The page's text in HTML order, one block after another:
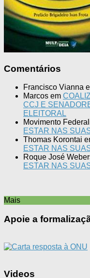
Comentários
Francisco Vianna
Marcos em
CCJ E
ELEITORAL
Movimento
ESTAR NAS
Thomas Korontai
ESTAR NAS
Roque José
ESTAR NAS
Mais
Apoie a
Videos